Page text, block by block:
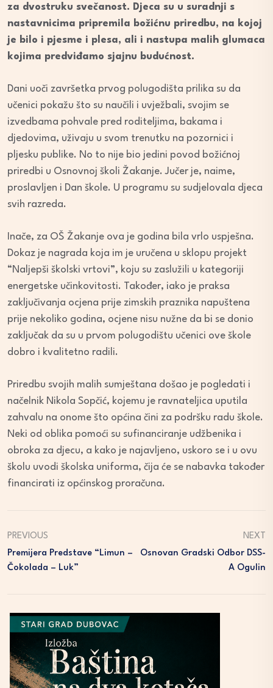
za dvostruku svečanost. Djeca su u suradnji s
nastavnicima pripremila božićnu priredbu, na kojoj
je bilo i pjesme i plesa, ali i nastupa malih glumaca
kojima predviđamo sjajnu budućnost.
Dani uoči završetka prvog polugodišta prilika su da
učenici pokažu što su naučili i uvježbali, svojim se
izvedbama pohvale pred roditeljima, bakama i
djedovima, uživaju u svom trenutku na pozornici i
pljesku publike. No to nije bio jedini povod božićnoj
priredbi u Osnovnoj školi Žakanje. Jučer je, naime,
proslavljen i Dan škole. U programu su sudjelovala djeca
svih razreda.
Inače, za OŠ Žakanje ova je godina bila vrlo uspješna.
Dokaz je nagrada koja im je uručena u sklopu projekt
“Naljepši školski vrtovi”, koju su zaslužili u kategoriji
energetske učinkovitosti. Također, iako je praksa
zaključivanja ocjena prije zimskih praznika napuštena
prije nekoliko godina, ocjene nisu nužne da bi se donio
zaključak da su u prvom polugodištu učenici ove škole
dobro i kvalitetno radili.
Priredbu svojih malih sumještana došao je pogledati i
načelnik Nikola Sopčić, kojemu je ravnateljica uputila
zahvalu na onome što općina čini za podršku radu škole.
Neki od oblika pomoći su sufinanciranje udžbenika i
obroka za djecu, a kako je najavljeno, uskoro se i u ovu
školu uvodi školska uniforma, čija će se nabavka također
financirati iz općinskog proračuna.
PREVIOUS
Premijera Predstave “Limun –
Čokolada – Luk”
NEXT
Osnovan Gradski Odbor DSS-
A Ogulin